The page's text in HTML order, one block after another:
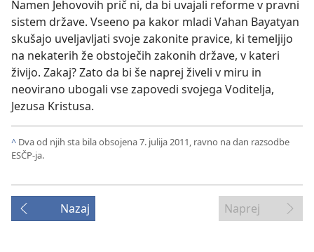
Namen Jehovovih prič ni, da bi uvajali reforme v pravni
sistem države. Vseeno pa kakor mladi Vahan Bayatyan
skušajo uveljavljati svoje zakonite pravice, ki temeljijo
na nekaterih že obstoječih zakonih države, v kateri
živijo. Zakaj? Zato da bi še naprej živeli v miru in
neovirano ubogali vse zapovedi svojega Voditelja,
Jezusa Kristusa.
^ Dva od njih sta bila obsojena 7. julija 2011, ravno na dan razsodbe
ESČP-ja.
Nazaj Naprej